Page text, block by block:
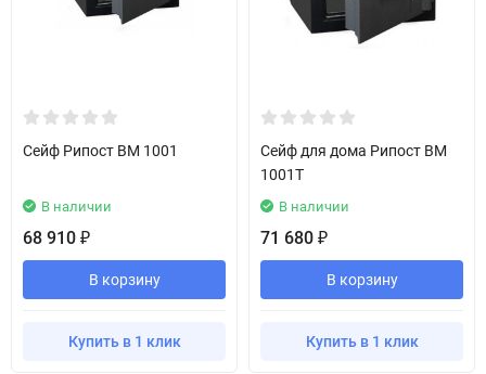
Сейф Рипост BM 1001
В наличии
68 910 ₽
В корзину
Купить в 1 клик
Сейф для дома Рипост BM
1001Т
В наличии
71 680 ₽
В корзину
Купить в 1 клик